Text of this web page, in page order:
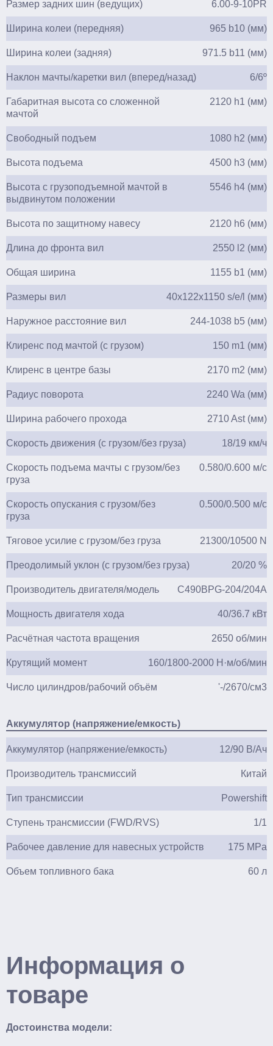
Размер задних шин (ведущих) 6.00-9-10PR
Ширина колеи (передняя) 965 b10 (мм)
Ширина колеи (задняя) 971.5 b11 (мм)
Наклон мачты/каретки вил (вперед/назад) 6/6º
Габаритная высота со сложенной
мачтой
2120 h1 (мм)
Свободный подъем 1080 h2 (мм)
Высота подъема 4500 h3 (мм)
Высота с грузоподъемной мачтой в
выдвинутом положении
5546 h4 (мм)
Высота по защитному навесу 2120 h6 (мм)
Длина до фронта вил 2550 l2 (мм)
Общая ширина 1155 b1 (мм)
Размеры вил 40x122x1150 s/e/l (мм)
Наружное расстояние вил 244-1038 b5 (мм)
Клиренс под мачтой (с грузом) 150 m1 (мм)
Клиренс в центре базы 2170 m2 (мм)
Радиус поворота 2240 Wa (мм)
Ширина рабочего прохода 2710 Ast (мм)
Скорость движения (с грузом/без груза) 18/19 км/ч
Скорость подъема мачты с грузом/без
груза
0.580/0.600 м/с
Скорость опускания с грузом/без
груза
0.500/0.500 м/с
Тяговое усилие с грузом/без груза 21300/10500 N
Преодолимый уклон (с грузом/без груза) 20/20 %
Производитель двигателя/модель C490BPG-204/204A
Мощность двигателя хода 40/36.7 кВт
Расчётная частота вращения 2650 об/мин
Крутящий момент 160/1800-2000 H·м/об/мин
Число цилиндров/рабочий объём '-/2670/см3
Аккумулятор (напряжение/емкость)
Аккумулятор (напряжение/емкость) 12/90 В/Ач
Производитель трансмиссий Китай
Тип трансмиссии Powershift
Ступень трансмиссии (FWD/RVS) 1/1
Рабочее давление для навесных устройств 175 MPa
Объем топливного бака 60 л
Информация о
товаре
Достоинства модели: